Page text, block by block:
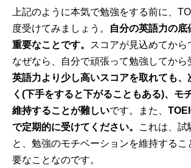
上記のように本気で勉強をする前に、
度受けてみましょう。
自分の英語力の底
重要なことです。
スコアが見込めてから
なぜなら、自分で頑張って勉強してから
英語力より少し高いスコアを取れても、
く(下手をすると下がることもある)、モ
維持することが難しいです。また、
で定期的に受けてください。
これは、試
と、勉強のモチベーションを維持するこ
要なことなのです。